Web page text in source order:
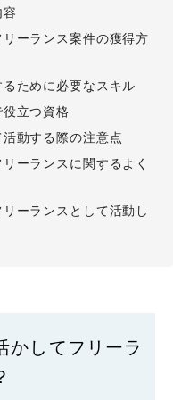
ーランス案件の獲得方
ために必要なスキル
立つ資格
動する際の注意点
ーランスに関するよく
ーランスとして活動し
かしてフリーラ